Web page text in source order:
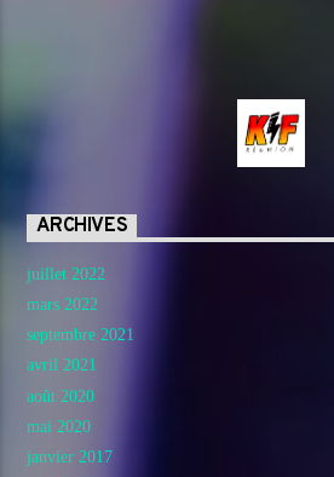
ARCHIVES
juillet 2022
mars 2022
septembre 2021
avril 2021
août 2020
mai 2020
janvier 2017